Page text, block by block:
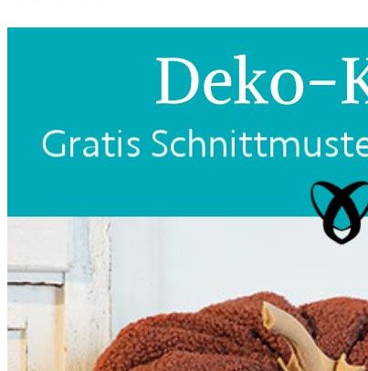
T-Shirts & Tops
Unterwäsche & Weiteres
Kleidung nach Größen